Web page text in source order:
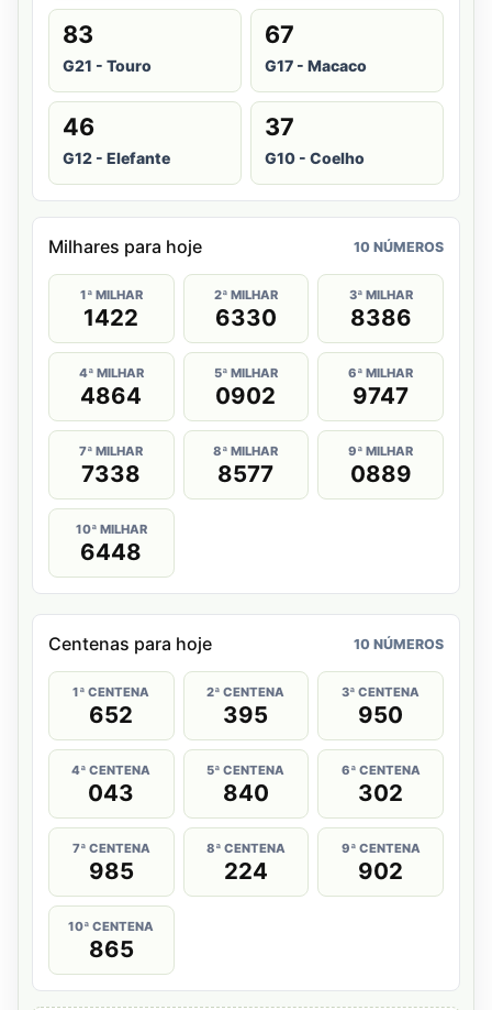
83
G21 - Touro
67
G17 - Macaco
46
G12 - Elefante
37
G10 - Coelho
Milhares para hoje 10 NÚMEROS
1ª MILHAR
1422
2ª MILHAR
6330
3ª MILHAR
8386
4ª MILHAR
4864
5ª MILHAR
0902
6ª MILHAR
9747
7ª MILHAR
7338
8ª MILHAR
8577
9ª MILHAR
0889
10ª MILHAR
6448
Centenas para hoje 10 NÚMEROS
1ª CENTENA
652
2ª CENTENA
395
3ª CENTENA
950
4ª CENTENA
043
5ª CENTENA
840
6ª CENTENA
302
7ª CENTENA
985
8ª CENTENA
224
9ª CENTENA
902
10ª CENTENA
865